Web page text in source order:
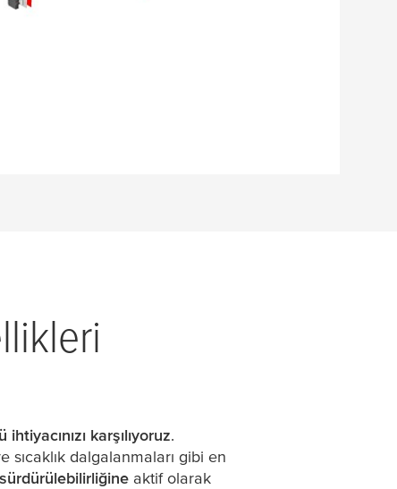
ihtiyacınızı karşılıyoruz.
sıcaklık dalgalanmaları gibi en
sürdürülebilirliğine aktif olarak